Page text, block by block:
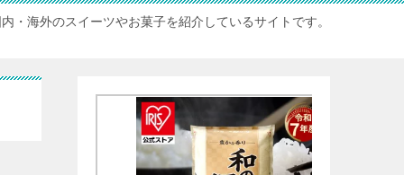
・海外のスイーツやお菓子を紹介しているサイトです。